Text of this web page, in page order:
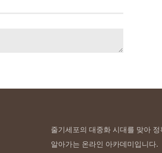
줄기세포의 대중화 시대를 맞아
알아가는 온라인 아카데미입니다.